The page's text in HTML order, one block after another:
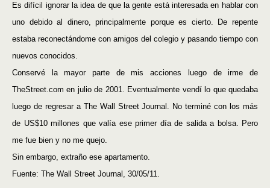
Es difícil ignorar la idea de que la gente está interesada en hablar con
uno debido al dinero, principalmente porque es cierto. De repente
estaba reconectándome con amigos del colegio y pasando tiempo con
nuevos conocidos.
Conservé la mayor parte de mis acciones luego de irme de
TheStreet.com en julio de 2001. Eventualmente vendí lo que quedaba
luego de regresar a The Wall Street Journal. No terminé con los más
de US$10 millones que valía ese primer día de salida a bolsa. Pero
me fue bien y no me quejo.
Sin embargo, extraño ese apartamento.
Fuente: The Wall Street Journal, 30/05/11.